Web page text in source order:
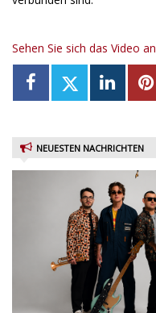
Sehen Sie sich das Video an
NEUESTEN NACHRICHTEN